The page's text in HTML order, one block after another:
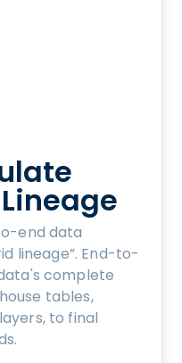
end data
lineage”. End-to-
complete
tables,
to final